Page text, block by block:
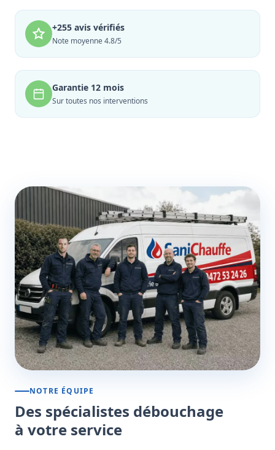
+255 avis vérifiés
Note moyenne 4.8/5
Garantie 12 mois
Sur toutes nos interventions
NOTRE ÉQUIPE
Des spécialistes débouchage
à votre service